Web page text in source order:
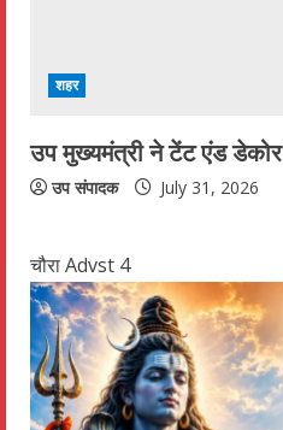
शहर
उप मुख्यमंत्री ने टेंट एंड
उप संपादक July 31, 2026
चौरा Advst 4